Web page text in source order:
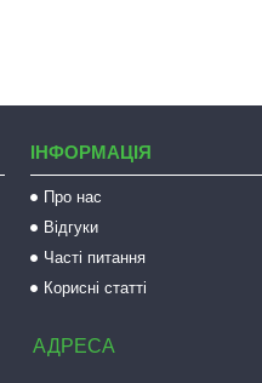
ІНФОРМАЦІЯ
Про нас
Відгуки
Часті питання
Корисні статті